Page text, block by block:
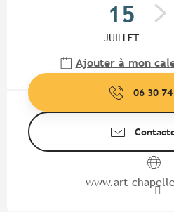
15
JUILLET
Ajouter à mon
06 30
www.art-